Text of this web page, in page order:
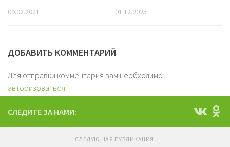
09.02.2021 01.12.2025
ДОБАВИТЬ КОММЕНТАРИЙ
Для отправки комментария вам необходимо
авторизоваться
СЛЕДИТЕ ЗА НАМИ:
СЛЕДУЮЩАЯ ПУБЛИКАЦИЯ